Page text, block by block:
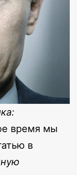
время мы
в